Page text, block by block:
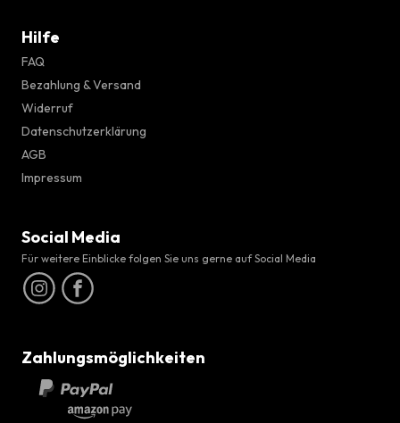
Hilfe
FAQ
Bezahlung & Versand
Widerruf
Datenschutzerklärung
AGB
Impressum
Social Media
Für weitere Einblicke folgen Sie uns gerne auf Social Media
Zahlungsmöglichkeiten